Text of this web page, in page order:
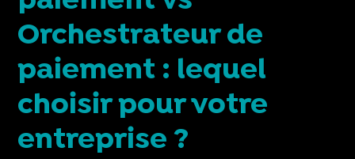
Orchestrateur de
paiement : lequel
choisir pour votre
entreprise ?